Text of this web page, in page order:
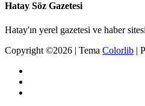
Hatay Söz Gazetesi
Hatay'ın yerel gazetesi ve haber
Copyright ©2026 | Tema Colorlib |